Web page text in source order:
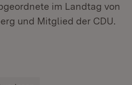
im Landtag von
und Mitglied der CDU.